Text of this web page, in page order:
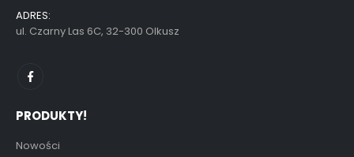
ADRES:
ul. Czarny Las 6C, 32-300 Olkusz
PRODUKTY!
Nowości